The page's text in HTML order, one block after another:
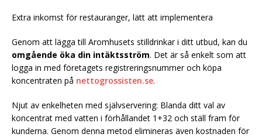
Extra inkomst för restauranger, lätt att implementera
Genom att lägga till Aromhusets stilldrinkar i ditt utbud, kan du
omgående öka din intäktsström. Det är så enkelt som att
logga in med företagets registreringsnummer och köpa
koncentraten på nettogrossisten.se.
Njut av enkelheten med självservering: Blanda ditt val av
koncentrat med vatten i förhållandet 1+32 och ställ fram för
kunderna. Genom denna metod elimineras även kostnaden för